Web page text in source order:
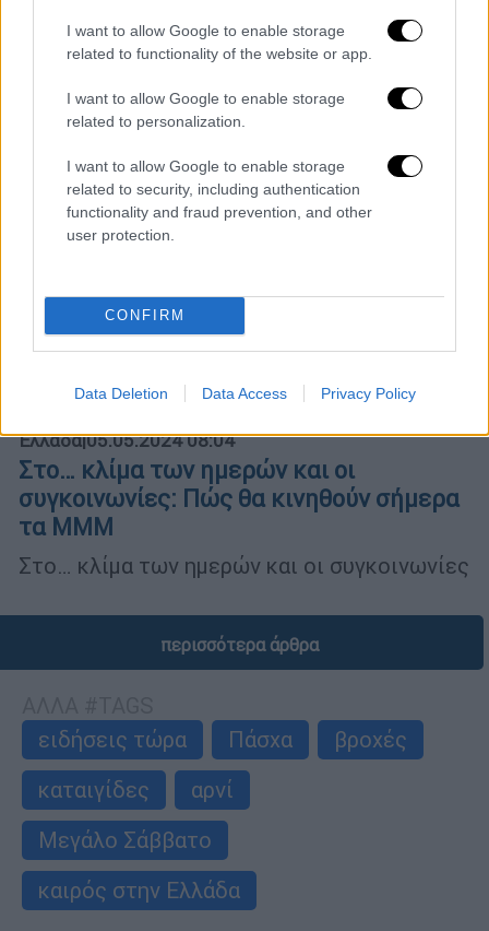
I want to allow Google to enable storage
related to functionality of the website or app.
I want to allow Google to enable storage
related to personalization.
I want to allow Google to enable storage
related to security, including authentication
functionality and fraud prevention, and other
user protection.
CONFIRM
Data Deletion Data Access Privacy Policy
προσγειώθηκε στο «Ελευθέριος Βενιζέλος»
Ελλάδα|05.05.2024 08:04
Στο… κλίμα των ημερών και οι
συγκοινωνίες: Πώς θα κινηθούν σήμερα
τα ΜΜΜ
Στο… κλίμα των ημερών και οι συγκοινωνίες
περισσότερα άρθρα
ειδήσεις τώρα
Πάσχα
βροχές
καταιγίδες
αρνί
Μεγάλο Σάββατο
καιρός στην Ελλάδα